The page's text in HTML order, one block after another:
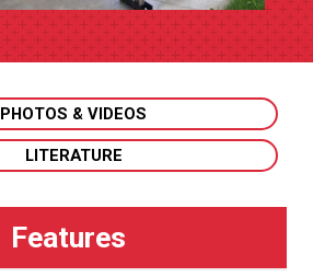
PHOTOS & VIDEOS
LITERATURE